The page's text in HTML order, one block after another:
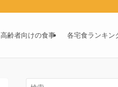
高齢者向けの食事 各宅食ランキン